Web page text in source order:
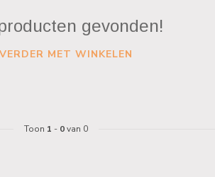
gevonden!
MET WINKELEN
Toon 1 - 0van 0